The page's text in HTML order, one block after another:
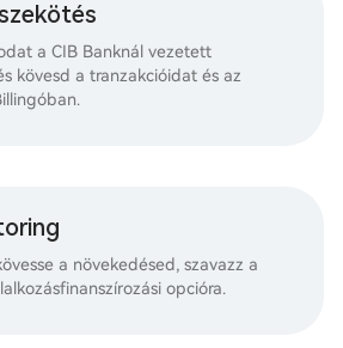
a CIB Banknál vezetett
kövesd a tranzakcióidat és az
a növekedésed, szavazz a
opcióra.